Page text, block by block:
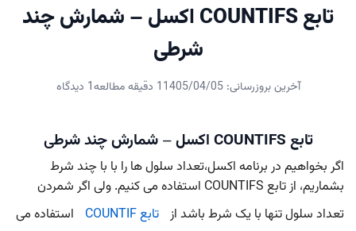
تابع COUNTIFS اکسل – شمارش چند
شرطی
آخرین بروزرسانی: 1405/04/05 1 دقیقه مطالعه 1 دیدگاه
تابع COUNTIFS اکسل – شمارش چند شرطی
اگر بخواهیم در برنامه اکسل،تعداد سلول ها را با با چند شرط
بشماریم، از تابع COUNTIFS استفاده می کنیم. ولی اگر شمردن
تعداد سلول تنها با یک شرط باشد از تابع COUNTIF
استفاده می